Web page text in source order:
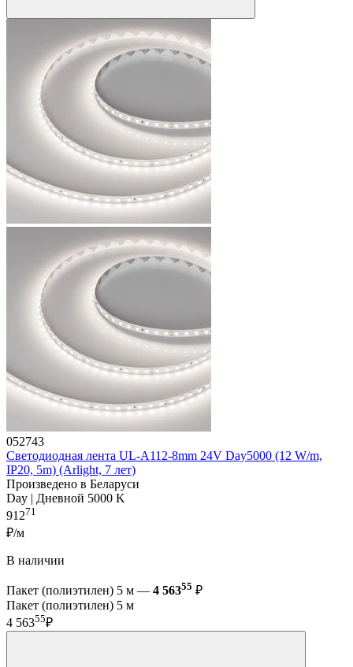
052743
Светодиодная лента UL-A112-8mm 24V Day5000 (12 W/m,
IP20, 5m) (Arlight, 7 лет)
Произведено в Беларуси
Day | Дневной 5000 K
91271
₽/м
В наличии
Пакет (полиэтилен) 5 м — 4 56355 ₽
Пакет (полиэтилен) 5 м
4 56355₽